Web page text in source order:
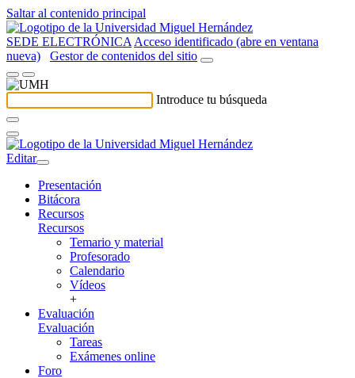
Saltar al contenido principal
SEDE ELECTRÓNICA Acceso identificado (abre en ventana
nueva)
Gestor de contenidos del sitio
Introduce tu búsqueda
Editar
Presentación
Bitácora
Recursos
Recursos
Temario y material
Profesorado
Calendario
Vídeos
+
Evaluación
Evaluación
Tareas
Exámenes online
Foro